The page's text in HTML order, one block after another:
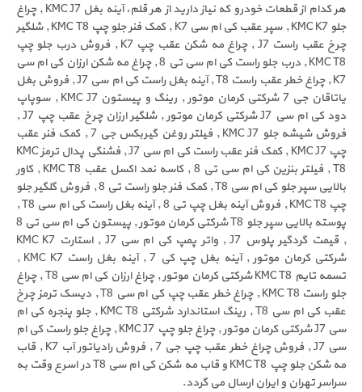
هر کدام از قطعات خودرو که نیاز دارید از هر قلم، آینه بغل KMC J7 , چراغ
جلو KMC K7 , سپر عقب کی ام سی K7 , کمک فنر جلو چپ KMC T8 , شلگیر
چرخ عقب راست J7 , چراغ مه شکن عقب چپ K7 , فروش درب جلو چپ
KMC T8 , درب جلو راست کی ام سی تی 8 , چراغ مه شکن ارزان کی ام سی
K7 , چراغ خطر عقب راست T8 , آینه بغل راست کی ام سی J7 , فروش بغل
یاتاقان جی 7 شرکتی کرمان موتور , رینگ و پیستون KMC J7 , سوپاپ
دود کی ام سی J7 شرکتی کرمان موتور , شلگیر ارزان چرخ عقب چپ J7 ,
فروش شیشه جلو KMC J7 , فیلتر روغن گیربکس جی 7 , کمک فنر عقب
چپ KMC J7 , کمک فنر عقب راست کی ام سی J7 , فشنگی پدال ترمز KMC
T8 , فیلتر بنزین کی ام سی تی 8 , کاسه نمد اکسل عقب KMC T8 , کاور
بالایی سپر جلو کی ام سی T8 , کمک فنر جلو راست تی 8 , فروش گلگیر جلو
چپ KMC T8 , فروش آینه بغل چپ تی 8 , آینه بغل راست کی ام سی T8 ,
پوسته بالایی سپر جلو T8 شرکتی کرمان موتور , پیستون کی ام سی تی 8
, قیمت گردگیر پلوس J7 , واتر پمپ کی ام سی J7 , استارت KMC K7
شرکتی کرمان موتور , آینه بغل چپ کی 7 , آینه بغل راست KMC K7 ,
تسمه تایم KMC T8 شرکتی کرمان موتور , چراغ ارزان کی ام سی T8 , چراغ
جلو راست KMC T8 , چراغ خطر عقب چپ کی ام سی T8 , دیسک ترمز چرخ
عقب کی ام سی T8 , رینگ استاندارد شرکتی KMC T8 , جلو پنجره کی ام
سی J7 شرکتی کرمان موتور , چراغ جلو چپ KMC J7 , چراغ جلو راست کی ام
سی J7 , فروش چراغ خطر عقب چپ جی 7 , فروش رادیاتور آب K7 , قاب
مه شکن جلو چپ KMC T8 و قاب مه شکن کی ام سی T8 در اسرع وقت به
و ایران ارسال می گردد.